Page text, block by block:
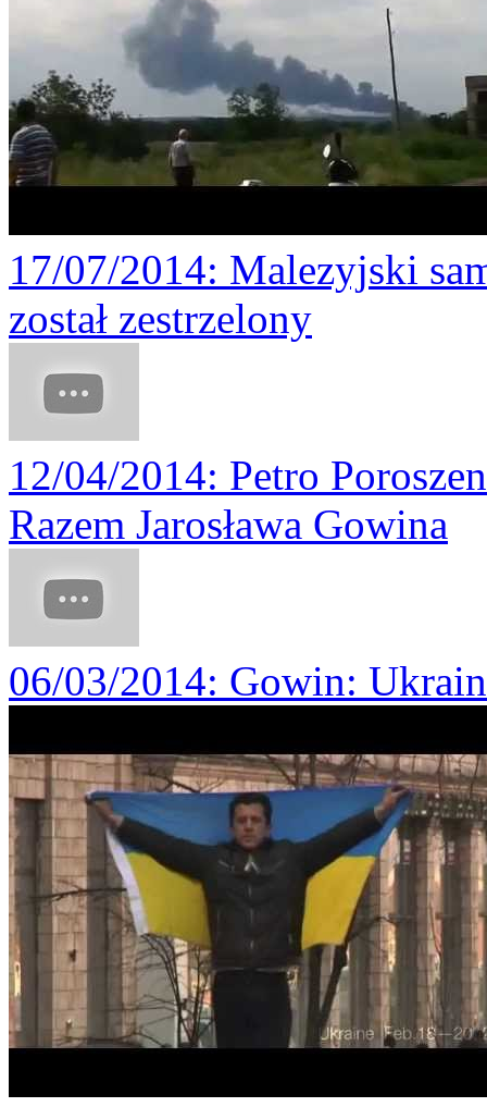
17/07/2014: Malezyjski
został zestrzelony
12/04/2014: Petro
Razem Jarosława Gowina
06/03/2014: Gowin: